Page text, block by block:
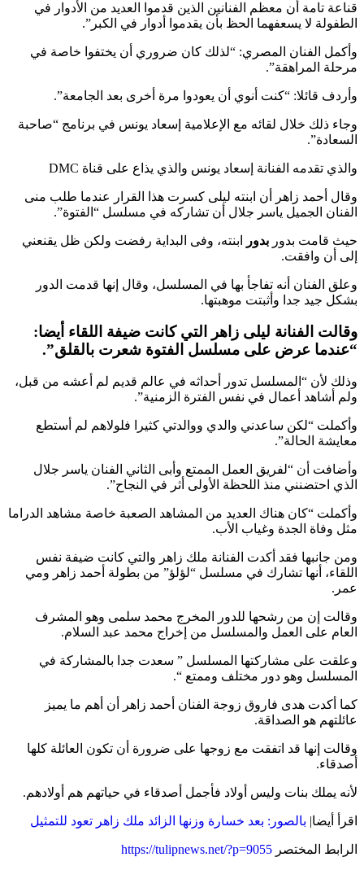
قناعة تامة أن معظم الفنانين الذين قدموا العديد من الأدوار في
الطفولة لا يسعفهما الحظ بأن يقدموا أدوار في الكبر”.
وأكمل الفنان المصري: “لذلك كان ضروري أن يختفوا خاصة في
مرحلة المراهقة”.
وأردف قائلا: “كنت أنوي أن يعودوا مرة أخرى بعد الجامعة”.
وجاء ذلك خلال لقائه مع الإعلامية إسعاد يونس في برنامج “صاحبة
السعادة”.
والذي تقدمه الفنانة إسعاد يونس والذي يذاع على قناة DMC
وقال أحمد زاهر أن ابنته ليلى كسرت هذا القرار عندما طلب منى
الفنان الجميل ياسر جلال أن تشاركه في مسلسل “الفتوة”.
حيث قامت بدور بدور
ابنته، وفى البداية رفضت ولكن ظل يقنعني
إلى أن وافقت.
وعلق الفنان أنه تفاجأ بها في المسلسل، وقال إنها قدمت الدور
بشكل جيد جدا وأثبتت موهبتها.
وقالت الفنانة ليلى زاهر التي كانت ضيفة اللقاء أيضا:
“عندما عرض على مسلسل الفتوة شعرت بالقلق”.
وذلك لأن “المسلسل تدور أحداثه في عالم قديم لم أعشه من قبل،
ولم أشاهد أعمال في نفس الفترة الزمنية”.
وأكملت “لكن ساعدني والدي ووالدتي كثيرا فلولاهم لم أستطع
معايشة الحالة”.
وأضافت أن “لفريق العمل الممتع وأبى الثاني الفنان ياسر جلال
الذي احتضنني منذ اللحظة الأولى أثر في النجاح”.
وأكملت “كان هناك العديد من المشاهد الصعبة خاصة مشاهد الدراما
مثل وفاة الجدة وغياب الأب.
ومن جانبها فقد أكدت الفنانة ملك زاهر والتي كانت ضيفة نفس
اللقاء، أنها تشارك في مسلسل “لؤلؤ” من بطولة أحمد زاهر ومي
عمر.
وقالت إن من رشحها للدور المخرج محمد سلمى وهو المشرف
العام على العمل والمسلسل من إخراج محمد عبد السلام.
وعلقت على مشاركتها المسلسل ” سعدت جدا بالمشاركة في
المسلسل وهو دور مختلف وممتع “.
كما أكدت هدى فاروق زوجة الفنان أحمد زاهر أن أهم ما يميز
عائلتهم هو الصداقة.
وقالت إنها قد اتفقت مع زوجها على ضرورة أن تكون العائلة كلها
أصدقاء.
لأنه يملك بنات وليس أولاد فأجمل أصدقاء في حياتهم هم أولادهم.
اقرأ أيضا| بالصور: بعد خسارة وزنها الزائد ملك زاهر تعود للتمثيل
الرابط المختصر https://tulipnews.net/?p=9055